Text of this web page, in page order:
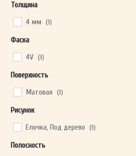
Толщина
4 мм
(3)
Фаска
4V (3)
Поверхность
Матовая
(3)
Рисунок
Елочка, Под дерево
(3)
Полосность